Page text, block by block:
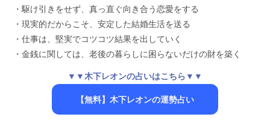
・駆け引きをせず、真っ直ぐ向き合う恋愛をする
・現実的だからこそ、安定した結婚生活を送る
・仕事は、堅実でコツコツ結果を出していく
・金銭に関しては、老後の暮らしに困らないだけの財を築く
▼▼木下レオンの占いはこちら▼▼
【無料】木下レオンの運勢占い